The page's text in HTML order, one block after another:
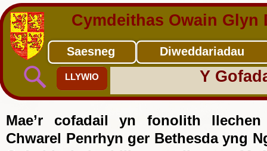
Mae’r cofadail yn fonolith
Chwarel Penrhyn ger Bethesda yng
Cymdeithas Owain Glyn
Diweddariadau
Saesneg
LLYWIO Y